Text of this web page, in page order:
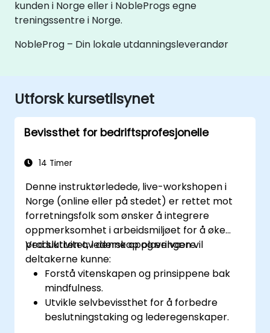
kunden i Norge eller i NobleProgs egne
treningssentre i Norge.
NobleProg – Din lokale utdanningsleverandør
Utforsk kursetilsynet
Bevissthet for bedriftsprofesjonelle
14 Timer
Denne instruktørledede, live-workshopen i
Norge (online eller på stedet) er rettet mot
forretningsfolk som ønsker å integrere
oppmerksomhet i arbeidsmiljøet for å øke
produktivitet, lederskap og velvære.
Ved slutten av denne opplæringen vil
deltakerne kunne:
Forstå vitenskapen og prinsippene bak
mindfulness.
Utvikle selvbevissthet for å forbedre
beslutningstaking og lederegenskaper.